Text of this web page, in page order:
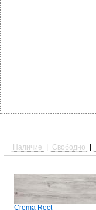
Наличие Свободно
Crema Rect